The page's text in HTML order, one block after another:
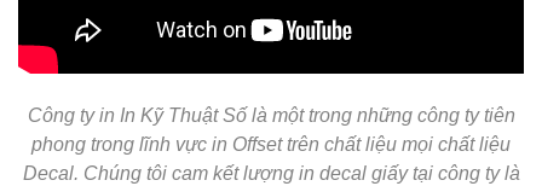
Công ty in In Kỹ Thuật Số là một trong những công ty tiên
phong trong lĩnh vực in Offset trên chất liệu mọi chất liệu
Decal. Chúng tôi cam kết lượng in decal giấy tại công ty là